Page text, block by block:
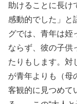
助けることに長け
感動的でした」と
グでは、青年は姪
ならず、彼の子供
たりもします。対
が青年よりも（母
客観的に見つめて